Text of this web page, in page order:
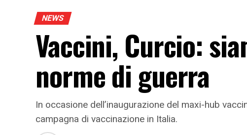
NEWS
Vaccini, Curcio:
norme di guerra
In occasione dell’inaugurazione del maxi-hub
campagna di vaccinazione in Italia.